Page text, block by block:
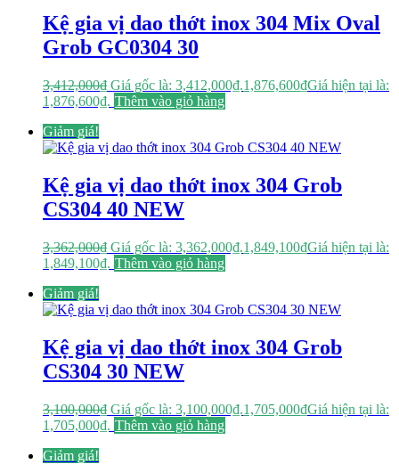
Kệ gia vị dao thớt inox 304 Mix Oval
Grob GC0304 30
3,412,000₫ Giá gốc là: 3,412,000₫.1,876,600₫Giá hiện tại là:
1,876,600₫. Thêm vào giỏ hàng
Giảm giá!
Kệ gia vị dao thớt inox 304 Grob
CS304 40 NEW
3,362,000₫ Giá gốc là: 3,362,000₫.1,849,100₫Giá hiện tại là:
1,849,100₫. Thêm vào giỏ hàng
Giảm giá!
Kệ gia vị dao thớt inox 304 Grob
CS304 30 NEW
3,100,000₫ Giá gốc là: 3,100,000₫.1,705,000₫Giá hiện tại là:
1,705,000₫. Thêm vào giỏ hàng
Giảm giá!